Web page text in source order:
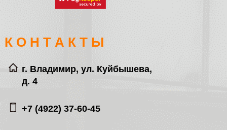
К О Н Т А К Т Ы
г. Владимир, ул. Куйбышева,
д. 4
+7 (4922) 37-60-45